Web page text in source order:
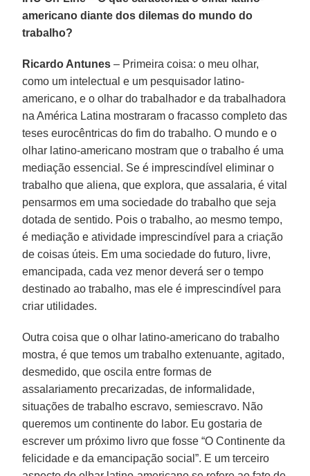
americano diante dos dilemas do mundo do
trabalho?
Ricardo Antunes– Primeira coisa: o meu olhar,
como um intelectual e um pesquisador latino-
americano, e o olhar do trabalhador e da trabalhadora
na América Latina mostraram o fracasso completo das
teses eurocêntricas do fim do trabalho. O mundo e o
olhar latino-americano mostram que o trabalho é uma
mediação essencial. Se é imprescindível eliminar o
trabalho que aliena, que explora, que assalaria, é vital
pensarmos em uma sociedade do trabalho que seja
dotada de sentido. Pois o trabalho, ao mesmo tempo,
é mediação e atividade imprescindível para a criação
de coisas úteis. Em uma sociedade do futuro, livre,
emancipada, cada vez menor deverá ser o tempo
destinado ao trabalho, mas ele é imprescindível para
criar utilidades.
Outra coisa que o olhar latino-americano do trabalho
mostra, é que temos um trabalho extenuante, agitado,
desmedido, que oscila entre formas de
assalariamento precarizadas, de informalidade,
situações de trabalho escravo, semiescravo. Não
queremos um continente do labor. Eu gostaria de
escrever um próximo livro que fosse “O Continente da
felicidade e da emancipação social”. E um terceiro